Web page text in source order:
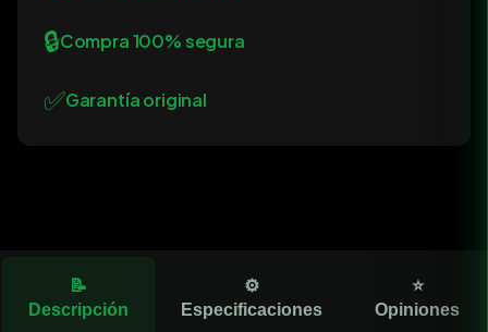
🔒Compra 100% segura
✅Garantía original
📝
Descripción
⚙️
Especificaciones
⭐
Opiniones